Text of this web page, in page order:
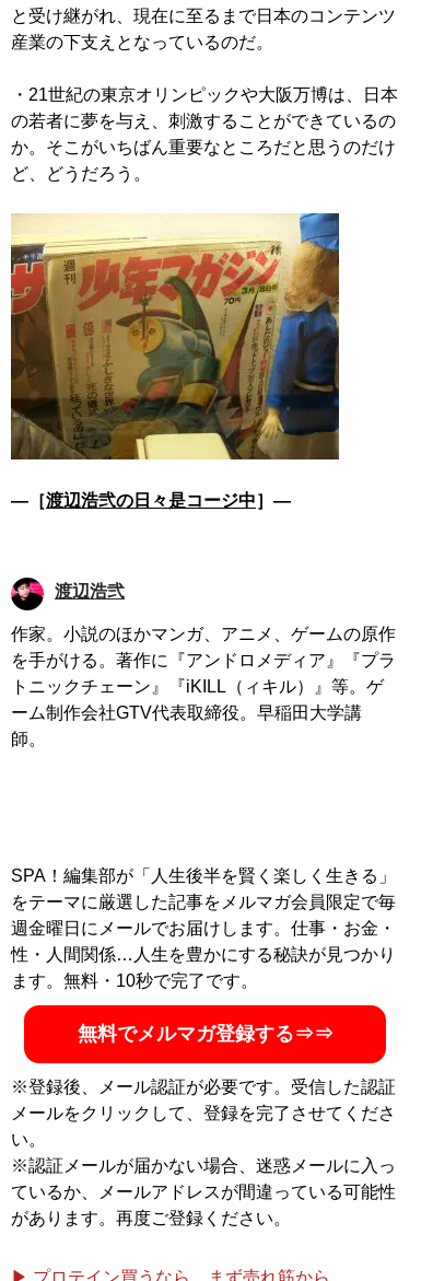
と受け継がれ、現在に至るまで日本のコンテンツ
産業の下支えとなっているのだ。
・21世紀の東京オリンピックや大阪万博は、日本
の若者に夢を与え、刺激することができているの
か。そこがいちばん重要なところだと思うのだけ
ど、どうだろう。
―［渡辺浩弐の日々是コージ中］―
渡辺浩弐
作家。小説のほかマンガ、アニメ、ゲームの原作
を手がける。著作に『アンドロメディア』『プラ
トニックチェーン』『iKILL（ィキル）』等。ゲ
ーム制作会社GTV代表取締役。早稲田大学講
師。
SPA！編集部が「人生後半を賢く楽しく生きる」
をテーマに厳選した記事をメルマガ会員限定で毎
週金曜日にメールでお届けします。仕事・お金・
性・人間関係…人生を豊かにする秘訣が見つかり
ます。無料・10秒で完了です。
無料でメルマガ登録する⇒⇒
※登録後、メール認証が必要です。受信した認証
メールをクリックして、登録を完了させてくださ
い。
※認証メールが届かない場合、迷惑メールに入っ
ているか、メールアドレスが間違っている可能性
があります。再度ご登録ください。
▶ プロテイン買うなら、まず売れ筋から。